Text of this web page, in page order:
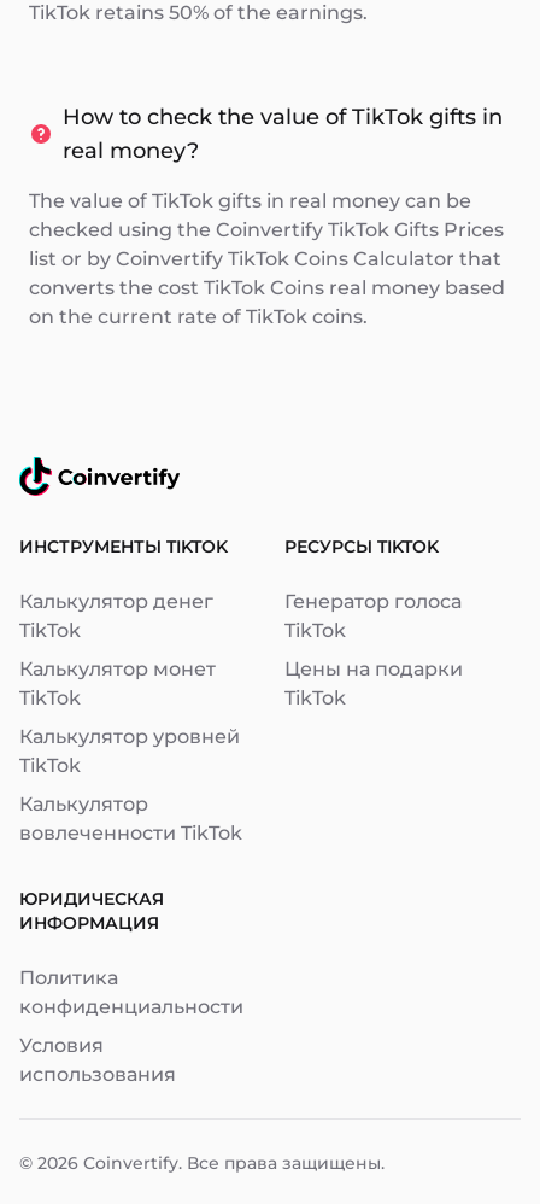
TikTok retains 50% of the earnings.
How to check the value of TikTok gifts in
real money?
The value of TikTok gifts in real money can be
checked using the Coinvertify TikTok Gifts Prices
list or by Coinvertify TikTok Coins Calculator that
converts the cost TikTok Coins real money based
on the current rate of TikTok coins.
ИНСТРУМЕНТЫ TIKTOK
Калькулятор денег
TikTok
Калькулятор монет
TikTok
Калькулятор уровней
TikTok
Калькулятор
вовлеченности TikTok
РЕСУРСЫ TIKTOK
Генератор голоса
TikTok
Цены на подарки
TikTok
ЮРИДИЧЕСКАЯ
ИНФОРМАЦИЯ
Политика
конфиденциальности
Условия
использования
© 2026 Coinvertify. Все права защищены.